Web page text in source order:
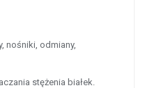
nośniki, odmiany,
stężenia białek.